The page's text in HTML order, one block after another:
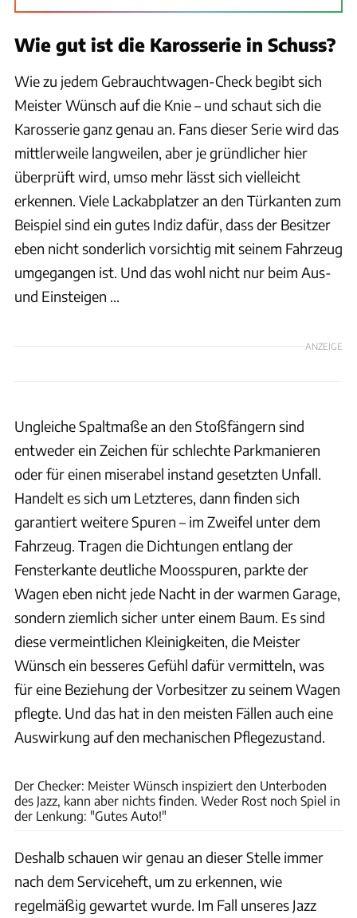
Wie gut ist die Karosserie in Schuss?
Wie zu jedem Gebrauchtwagen-Check begibt sich
Meister Wünsch auf die Knie – und schaut sich die
Karosserie ganz genau an. Fans dieser Serie wird das
mittlerweile langweilen, aber je gründlicher hier
überprüft wird, umso mehr lässt sich vielleicht
erkennen. Viele Lackabplatzer an den Türkanten zum
Beispiel sind ein gutes Indiz dafür, dass der Besitzer
eben nicht sonderlich vorsichtig mit seinem Fahrzeug
umgegangen ist. Und das wohl nicht nur beim Aus-
und Einsteigen ...
ANZEIGE
Ungleiche Spaltmaße an den Stoßfängern sind
entweder ein Zeichen für schlechte Parkmanieren
oder für einen miserabel instand gesetzten Unfall.
Handelt es sich um Letzteres, dann finden sich
garantiert weitere Spuren – im Zweifel unter dem
Fahrzeug. Tragen die Dichtungen entlang der
Fensterkante deutliche Moosspuren, parkte der
Wagen eben nicht jede Nacht in der warmen Garage,
sondern ziemlich sicher unter einem Baum. Es sind
diese vermeintlichen Kleinigkeiten, die Meister
Wünsch ein besseres Gefühl dafür vermitteln, was
für eine Beziehung der Vorbesitzer zu seinem Wagen
pflegte. Und das hat in den meisten Fällen auch eine
Auswirkung auf den mechanischen Pflegezustand.
Der Checker: Meister Wünsch inspiziert den Unterboden
des Jazz, kann aber nichts finden. Weder Rost noch Spiel in
der Lenkung: "Gutes Auto!"
Deshalb schauen wir genau an dieser Stelle immer
nach dem Serviceheft, um zu erkennen, wie
regelmäßig gewartet wurde. Im Fall unseres Jazz